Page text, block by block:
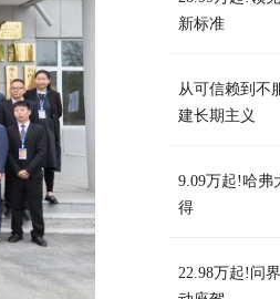
新标准
从可信赖到不
建长期主义
9.09万起!哈弗
得
22.98万起!问